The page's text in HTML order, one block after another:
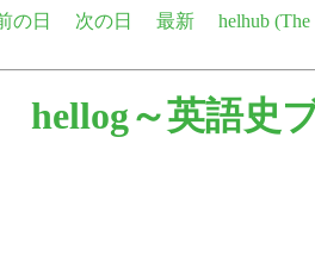
の日 次の日 最新
helhub
hellog～英語史